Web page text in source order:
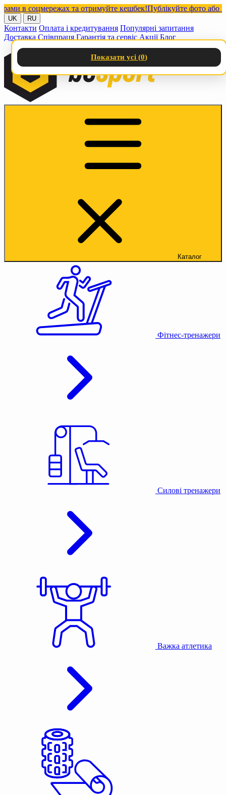
в соцмережах та отримуйте кешбек!Публікуйте фото або
UK RU
Контакти Оплата і кредитування Популярні запитання
Доставка Співпраця Гарантія та сервіс Акції Блог
Каталог
Фітнес-тренажери
Силові тренажери
Важка атлетика
Показати усі (0)